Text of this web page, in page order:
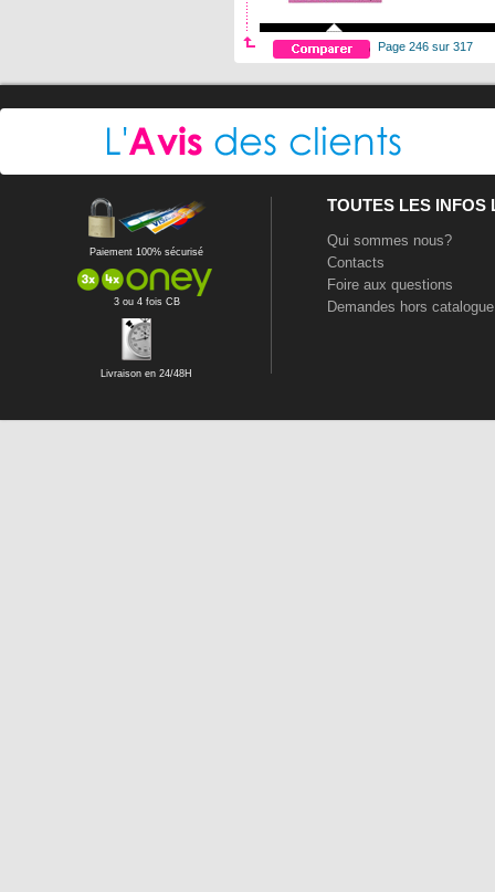
Page 246 sur 317
Paiement 100% sécurisé
3 ou 4 fois CB
Livraison en 24/48H
TOUTES LES INFOS
Qui sommes nous?
Contacts
Foire aux questions
Demandes hors catalogue